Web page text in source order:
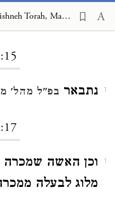
Even Ha'azel on Mishneh Torah, Marriage 22:15
1 נתבאר בפ"ל מהל'
1
וכן האשה שמכרה
מלוג לבעלה